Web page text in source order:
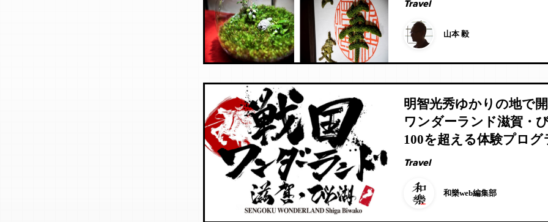
Travel
山本 毅
明智光秀ゆかりの地で
ワンダーランド滋賀・び
100を超える体験プログ
目
Travel
和樂web編集部